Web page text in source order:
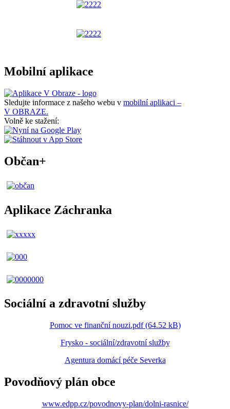
Mobilní aplikace
Sledujte informace z našeho webu v mobilní aplikaci –
V OBRAZE.
Volně ke stažení:
Občan+
Aplikace Záchranka
Sociální a zdravotní služby
Pomoc ve finanční nouzi.pdf (64.52 kB)
Frysko - sociální/zdravotní služby
Agentura domácí péče Severka
Povodňový plán obce
www.edpp.cz/povodnovy-plan/dolni-rasnice/